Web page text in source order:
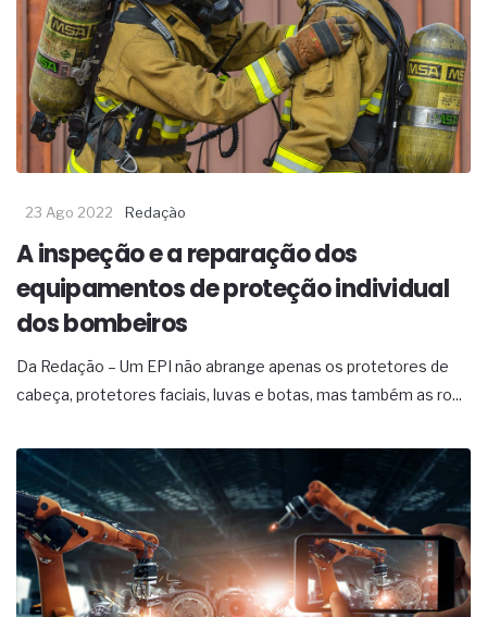
23 Ago 2022 Redação
A inspeção e a reparação dos
equipamentos de proteção individual
dos bombeiros
Da Redação – Um EPI não abrange apenas os protetores de
cabeça, protetores faciais, luvas e botas, mas também as ro...